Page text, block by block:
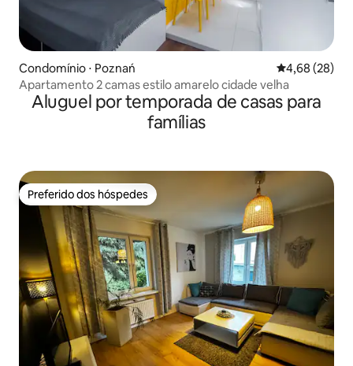
Condomínio ⋅ Poznań 4,68 de uma
4,68 (28)
Apartamento 2 camas estilo amarelo cidade velha
Aluguel por temporada de casas para
famílias
Preferido dos hóspedes
Preferido dos hóspedes